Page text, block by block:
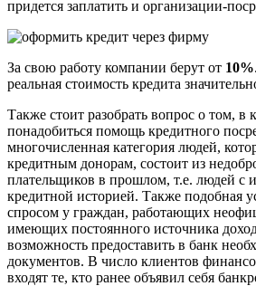
придется заплатить и организации-
За свою работу компании берут от 10%
реальная стоимость кредита
Также стоит разобрать вопрос о том, в
понадобиться помощь кредитного
многочисленная категория людей,
кредитным донорам, состоит из
плательщиков в прошлом, т.е. людей с
кредитной историей. Также подобная
спросом у граждан, работающих
имеющих постоянного источника
возможность предоставить в банк
документов. В число клиентов
входят те, кто ранее объявил себя